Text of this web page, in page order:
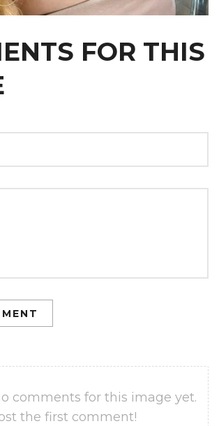
FOR THIS
comments for this image yet.
the first comment!